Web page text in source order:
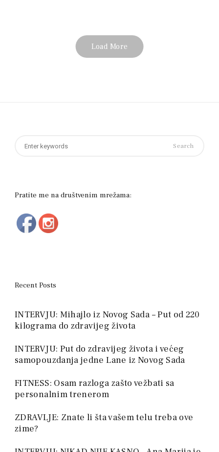
Load More
for:
Pratite me na društvenim mrežama:
Recent Posts
INTERVJU: Mihajlo iz Novog Sada – Put od 220
kilograma do zdravijeg života
INTERVJU: Put do zdravijeg života i većeg
samopouzdanja jedne Lane iz Novog Sada
FITNESS: Osam razloga zašto vežbati sa
personalnim trenerom
ZDRAVLJE: Znate li šta vašem telu treba ove
zime?